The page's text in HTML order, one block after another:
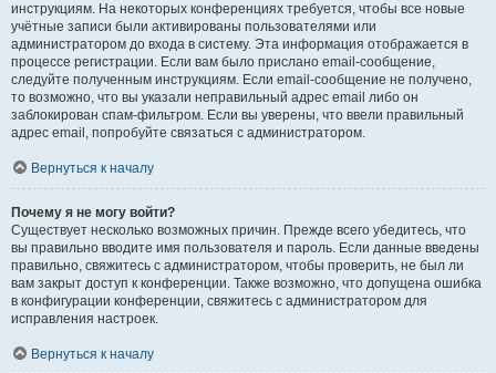
инструкциям. На некоторых конференциях требуется, чтобы все новые
учётные записи были активированы пользователями или
администратором до входа в систему. Эта информация отображается в
процессе регистрации. Если вам было прислано email-сообщение,
следуйте полученным инструкциям. Если email-сообщение не получено,
то возможно, что вы указали неправильный адрес email либо он
заблокирован спам-фильтром. Если вы уверены, что ввели правильный
адрес email, попробуйте связаться с администратором.
Вернуться к началу
Почему я не могу войти?
Существует несколько возможных причин. Прежде всего убедитесь, что
вы правильно вводите имя пользователя и пароль. Если данные введены
правильно, свяжитесь с администратором, чтобы проверить, не был ли
вам закрыт доступ к конференции. Также возможно, что допущена ошибка
в конфигурации конференции, свяжитесь с администратором для
исправления настроек.
Вернуться к началу